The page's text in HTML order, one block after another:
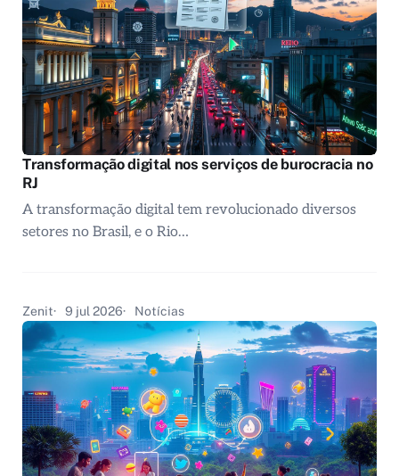
Transformação digital nos serviços de burocracia no
RJ
A transformação digital tem revolucionado diversos
setores no Brasil, e o Rio…
Zenit 9 jul 2026 Notícias